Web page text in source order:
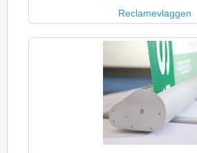
Reclamevlaggen